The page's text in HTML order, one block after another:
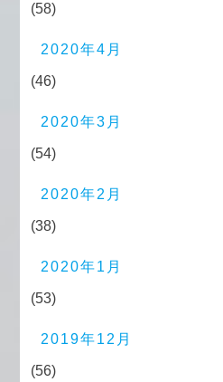
(58)
2020年4月
(46)
2020年3月
(54)
2020年2月
(38)
2020年1月
(53)
2019年12月
(56)